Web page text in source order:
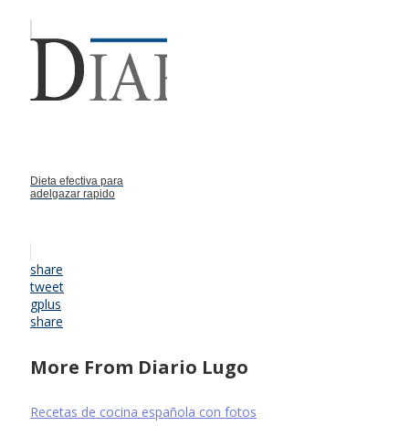
Dieta efectiva para
adelgazar rapido
share
tweet
gplus
share
More From Diario Lugo
Recetas de cocina española con fotos